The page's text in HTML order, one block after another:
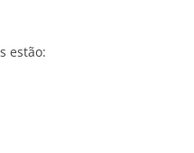
estão: